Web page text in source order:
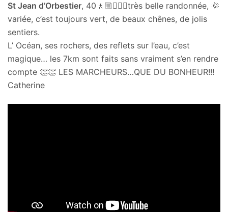
St Jean d’Orbestier, 40🚶🏼🚶🏽‍♀très belle randonnée, 🌞
variée, c’est toujours vert, de beaux chênes, de jolis
sentiers.
L’ Océan, ses rochers, des reflets sur l’eau, c’est
magique… les 7km sont faits sans vraiment s’en rendre
compte 👏👏 LES MARCHEURS…QUE DU BONHEUR!!!
Catherine